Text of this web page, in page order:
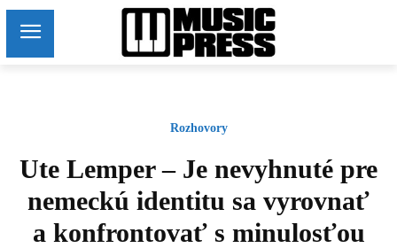
Rozhovory
Ute Lemper – Je nevyhnuté pre
nemeckú identitu sa vyrovnať
a konfrontovať s minulosťou